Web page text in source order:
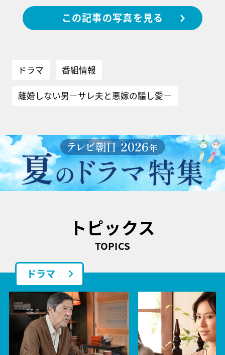
この記事の写真を見る
ドラマ 番組情報
離婚しない男―サレ夫と悪嫁の騙し愛―
トピックス
TOPICS
ドラマ